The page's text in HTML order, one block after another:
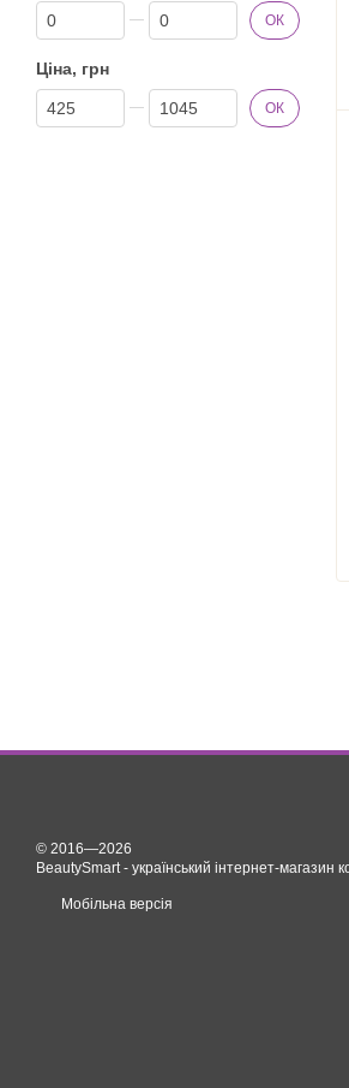
Від знижка%
До знижка% ОК
Ціна, грн
Від Ціна, грн
До Ціна, грн ОК
© 2016—2026
BeautySmart - український інтернет-магазин
Мобільна версія